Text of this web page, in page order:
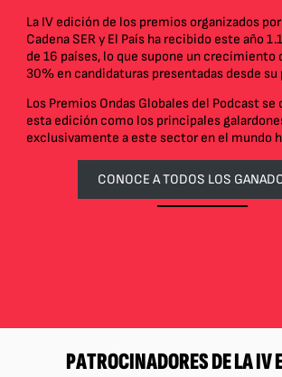
La IV edición de los premios organizados por
Cadena SER y El País ha recibido este año
de 16 países, lo que supone un crecimiento
30% en candidaturas presentadas desde
Los Premios Ondas Globales del Podcast
esta edición como los principales
exclusivamente a este sector en el mundo
CONOCE A TODOS LOS
PATROCINADORES DE LA IV